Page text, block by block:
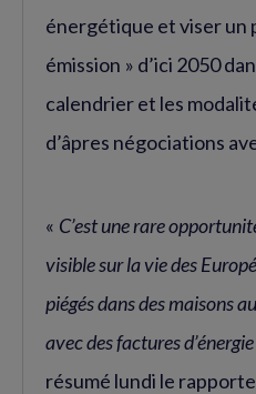
énergétique et viser un
émission » d’ici 2050
calendrier et les
d’âpres négociations
« C’est une rare
visible sur la vie des
piégés dans des maisons
avec des factures
résumé lundi le